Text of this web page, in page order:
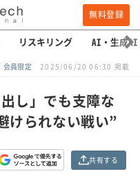
無料登録
リスキリング AI・生成AI
会員限定 2025/06/20 06:30 掲載
し」でも支障な
けられない戦い”
共有する